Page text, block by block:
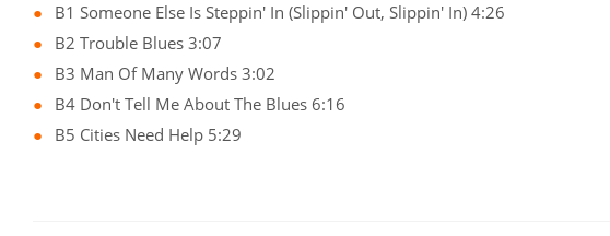
B1 Someone Else Is Steppin' In (Slippin' Out, Slippin' In) 4:26
B2 Trouble Blues 3:07
B3 Man Of Many Words 3:02
B4 Don't Tell Me About The Blues 6:16
B5 Cities Need Help 5:29